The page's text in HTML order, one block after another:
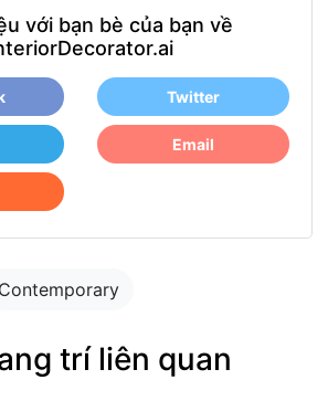
với bạn bè của bạn về
Twitter
Email
Contemporary
trí liên quan